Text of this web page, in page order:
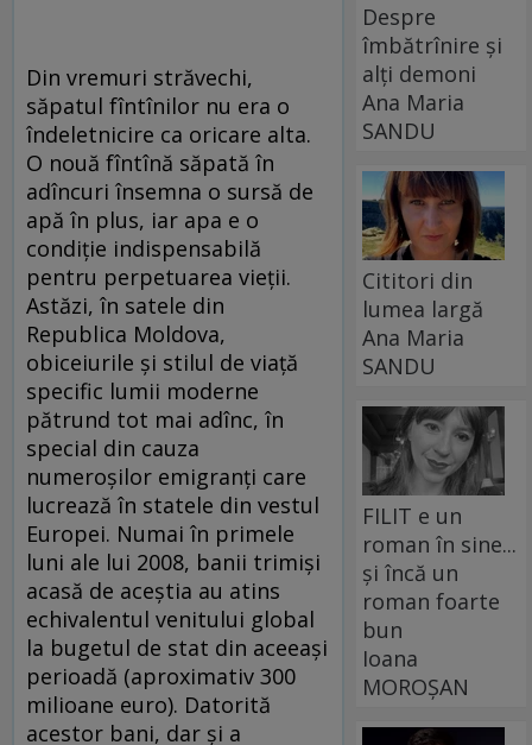
Din vremuri străvechi,
săpatul fîntînilor nu era o
îndeletnicire ca oricare alta.
O nouă fîntînă săpată în
adîncuri însemna o sursă de
apă în plus, iar apa e o
condiţie indispensabilă
pentru perpetuarea vieţii.
Astăzi, în satele din
Republica Moldova,
obiceiurile şi stilul de viaţă
specific lumii moderne
pătrund tot mai adînc, în
special din cauza
numeroşilor emigranţi care
lucrează în statele din vestul
Europei. Numai în primele
luni ale lui 2008, banii trimişi
acasă de aceştia au atins
echivalentul venitului global
la bugetul de stat din aceeaşi
perioadă (aproximativ 300
milioane euro). Datorită
acestor bani, dar şi a
Despre
îmbătrînire și
alți demoni
Ana Maria
SANDU
Cititori din
lumea largă
Ana Maria
SANDU
FILIT e un
roman în sine...
și încă un
roman foarte
bun
Ioana
MOROȘAN